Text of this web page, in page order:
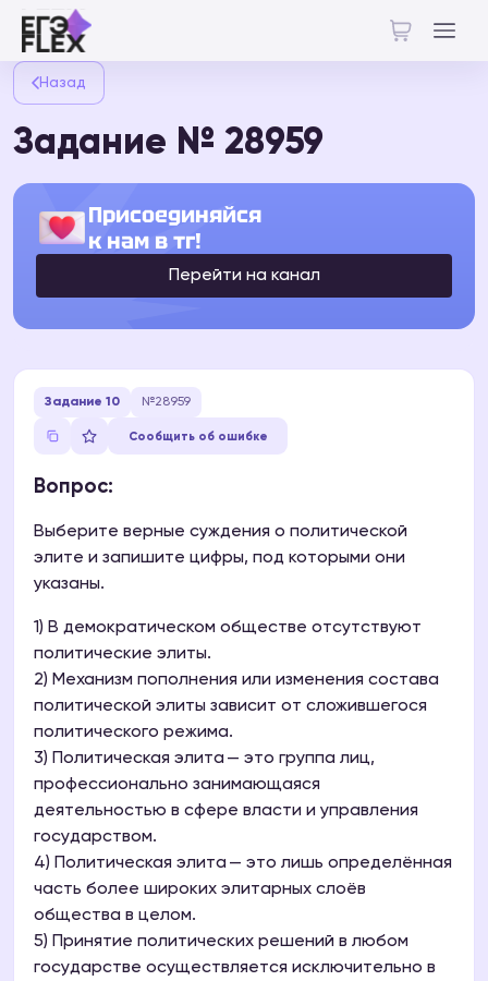
Назад
Задание № 28959
Присоединяйся
к нам в тг!
Перейти на канал
Задание 10 №28959
Сообщить об ошибке
Вопрос:
Выберите верные суждения о политической
элите и запишите цифры, под которыми они
указаны.
1) В демократическом обществе отсутствуют
политические элиты.
2) Механизм пополнения или изменения состава
политической элиты зависит от сложившегося
политического режима.
3) Политическая элита — это группа лиц,
профессионально занимающаяся
деятельностью в сфере власти и управления
государством.
4) Политическая элита — это лишь определённая
часть более широких элитарных слоёв
общества в целом.
5) Принятие политических решений в любом
государстве осуществляется исключительно в